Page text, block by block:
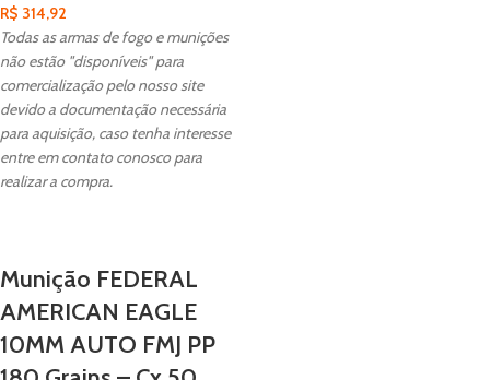
R$ 314,92
Todas as armas de fogo e munições
não estão "disponíveis" para
comercialização pelo nosso site
devido a documentação necessária
para aquisição, caso tenha interesse
entre em contato conosco para
realizar a compra.
Munição FEDERAL
AMERICAN EAGLE
10MM AUTO FMJ PP